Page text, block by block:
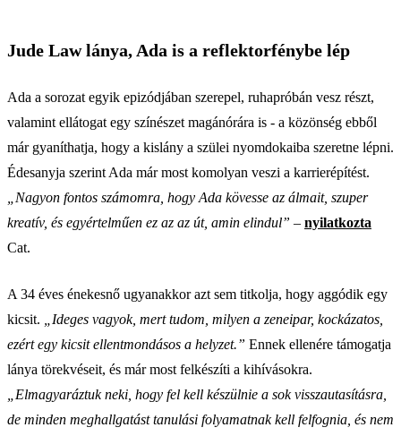
Jude Law lánya, Ada is a reflektorfénybe lép
Ada a sorozat egyik epizódjában szerepel, ruhapróbán vesz részt,
valamint ellátogat egy színészet magánórára is - a közönség ebből
már gyaníthatja, hogy a kislány a szülei nyomdokaiba szeretne lépni.
Édesanyja szerint Ada már most komolyan veszi a karrierépítést.
„Nagyon fontos számomra, hogy Ada kövesse az álmait, szuper
kreatív, és egyértelműen ez az az út, amin elindul” – nyilatkozta
Cat.
A 34 éves énekesnő ugyanakkor azt sem titkolja, hogy aggódik egy
kicsit.
„Ideges vagyok, mert tudom, milyen a zeneipar, kockázatos,
ezért egy kicsit ellentmondásos a helyzet.” Ennek ellenére támogatja
lánya törekvéseit, és már most felkészíti a kihívásokra.
„Elmagyaráztuk neki, hogy fel kell készülnie a sok visszautasításra,
de minden meghallgatást tanulási folyamatnak kell felfognia, és nem